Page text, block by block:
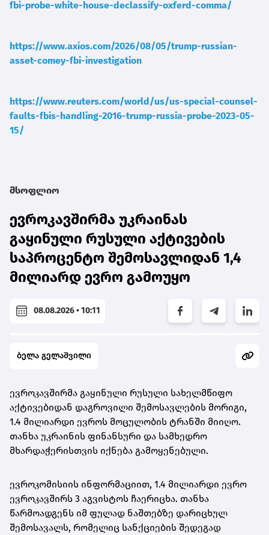
fbi-probe-white-house-declassify-oxferd-comma/
https://www.axios.com/2026/08/05/trump-russian-
asset-comey-fbi-investigation
https://www.reuters.com/world/us/us-special-counsel-
faults-fbis-handling-2016-trump-russia-probe-2023-05-
15/
მსოფლიო
ევროკავშირმა უკრაინას
გაყინული რუსული აქტივების
საპროცენტო შემოსავლიდან 1,4
მილიარდ ევრო გამოუყო
08.08.2026 • 10:11
ბელა გელაშვილი
ევროკავშირმა გაყინული რუსული სახელმწიფო
აქტივებიდან დაგროვილი შემოსავლების მორიგი,
1.4 მილიარდი ევროს მოცულობის ტრანში მიიღო.
თანხა უკრაინის ფინანსური და სამხედრო
მხარდაჭერისთვის იქნება გამოყენებული.
ევროკომისიის ინფორმაციით, 1.4 მილიარდი ევრო
ევროკავშირს 3 აგვისტოს ჩაერიცხა. თანხა
წარმოადგენს იმ ფულად ნაშთებზე დარიცხულ
შემოსავალს, რომელიც სანქციების შედეგად